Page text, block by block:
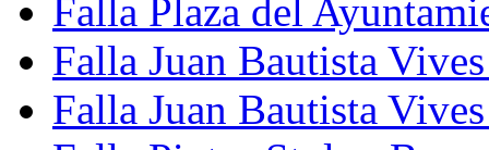
Falla Plaza del
Falla Juan Bautista
Falla Juan Bautista